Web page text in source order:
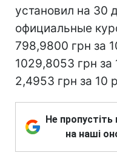
установил на 30
официальные
798,9800 грн за
1029,8053 грн за
2,4953 грн за 10
Не пропустіть
на наші